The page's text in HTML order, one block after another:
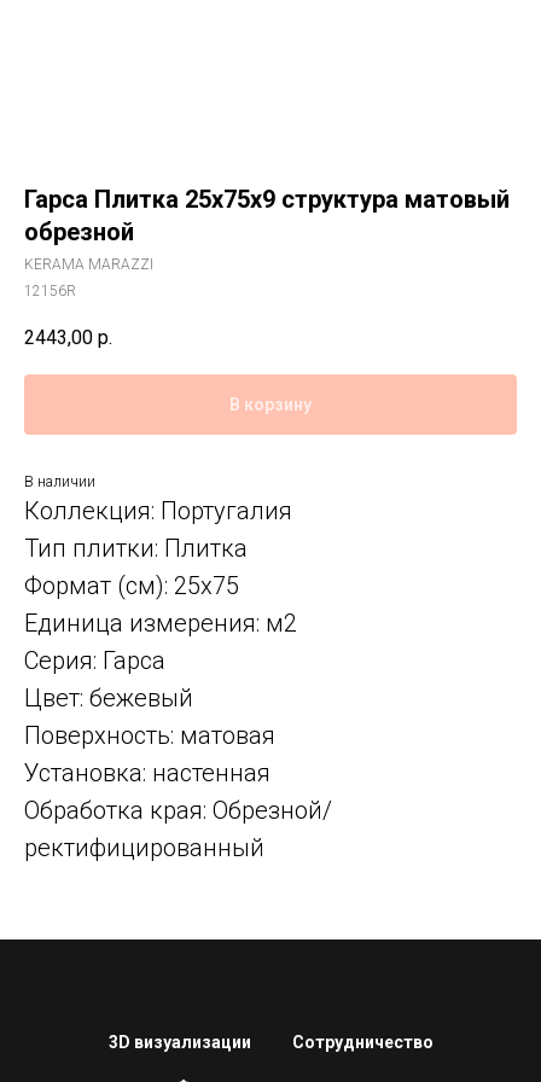
Гарса Плитка 25x75x9 структура матовый
обрезной
KERAMA MARAZZI
12156R
2443,00 р.
В корзину
В наличии
Коллекция: Португалия
Тип плитки: Плитка
Формат (см): 25x75
Единица измерения: м2
Серия: Гарса
Цвет: бежевый
Поверхность: матовая
Установка: настенная
Обработка края: Обрезной/
ректифицированный
3D визуализации Сотрудничество